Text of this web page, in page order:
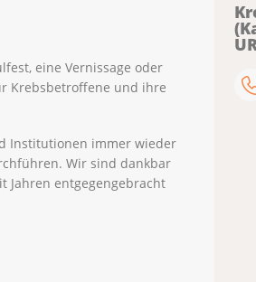
eine Vernissage oder
Krebsbetroffene und ihre
Institutionen immer wieder
Wir sind dankbar
Jahren entgegengebracht